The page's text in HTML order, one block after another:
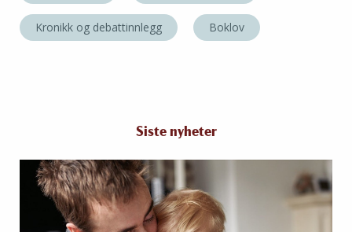
Kronikk og debattinnlegg Boklov
Siste nyheter